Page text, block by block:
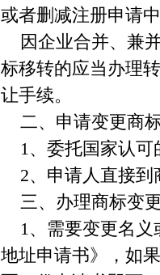
或者删减注册申请
因企业合并、兼
标移转的应当办理
让手续。
二、申请变更商
1、委托国家认可
2、申请人直接到
三、办理商标变
1、需要变更名义
地址申请书》，如